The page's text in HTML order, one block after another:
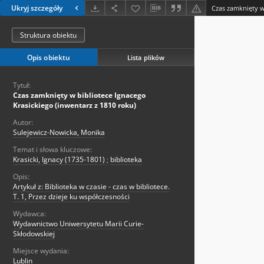
Ukryj szczegóły
Struktura obiektu
Opis obiektu Lista plików
Tytuł:
Czas zamknięty w bibliotece Ignacego
Krasickiego (inwentarz z 1810 roku)
Autor:
Sulejewicz-Nowicka, Monika
Temat i słowa kluczowe:
Krasicki, Ignacy (1735-1801) ; biblioteka
Opis:
Artykuł z: Biblioteka w czasie - czas w bibliotece.
T. 1, Przez dzieje ku współczesności
Wydawca:
Wydawnictwo Uniwersytetu Marii Curie-
Skłodowskiej
Miejsce wydania:
Lublin